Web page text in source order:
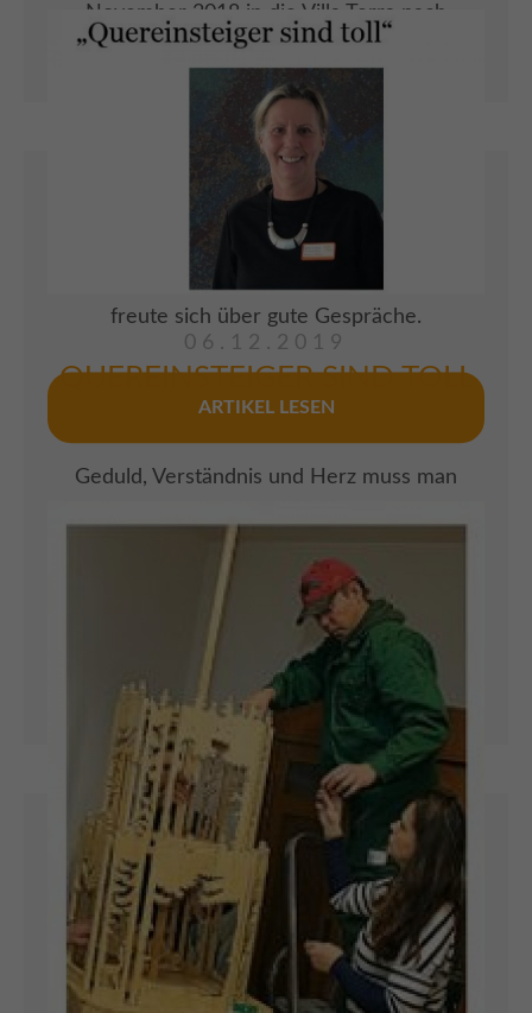
November 2018 in die Villa Terra nach
Beyernaumburg. Hinter ihm lag eine nicht
ganz so leichte Zeit. Diese hat er aber mit
Hilfe seiner Familie, gut gemeistert. Was er
allerdings nicht mehr konnte, war allein in
seiner Wohnung zu leben und den Alltag allein
zu meistern. In der Villa Terra knüpfte er
freute sich über gute Gespräche.
ARTIKEL LESEN
06.12.2019
QUEREINSTEIGER SIND TOLL
Geduld, Verständnis und Herz muss man
Seniorenzentrum umgehen zu können. In der
Altenpflege ist solch ein Engpass. Hier
werden aktuell sehr viel mehr qualifizierte
Leute benötigt. "Quereinsteiger sind toll" sagt
die Beyernaumburger Einrichtungsleiterin
Barbara Klose.
ARTIKEL LESEN